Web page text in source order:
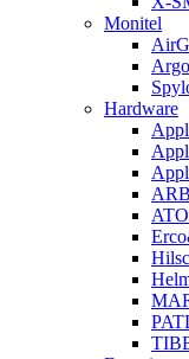
Monitel
Argo
Hardware